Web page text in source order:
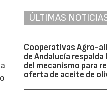
ÚLTIMAS
Cooperativas Agro-
de Andalucía
del mecanismo para
oferta de aceite de